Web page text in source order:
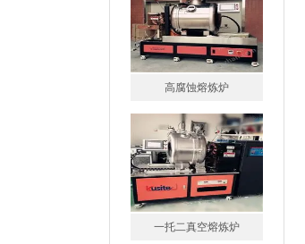
高腐蚀熔炼炉
一托二真空熔炼炉